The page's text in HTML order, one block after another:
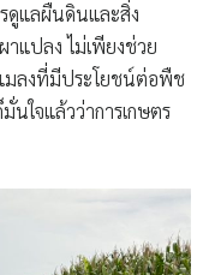
ดูแลผืนดินและสิ่ง
แปลง ไม่เพียงช่วย
มลงที่มีประโยชน์ต่อพืช
ใจแล้วว่าการเกษตร